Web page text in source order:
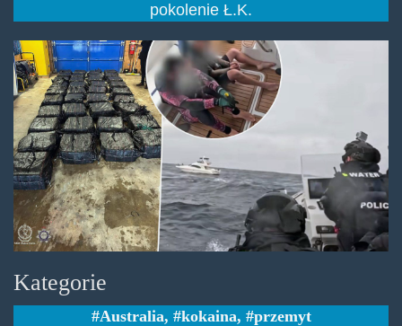
pokolenie Ł.K.
sw_police_force.jpg
Kategorie
Australia, kokaina, przemyt